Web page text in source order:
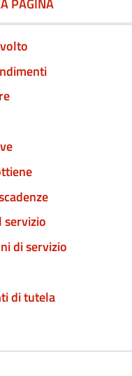
PAGINA
servizio
di servizio
di tutela